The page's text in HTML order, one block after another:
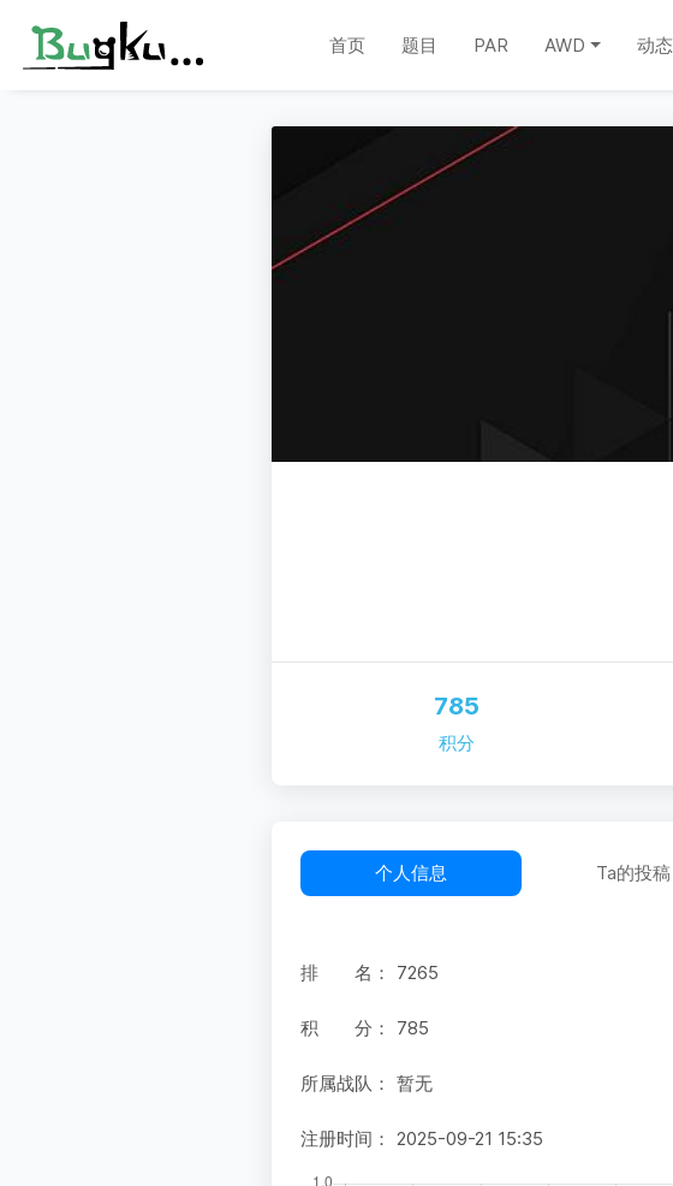
首页 题目 PAR AWD 动态
785
积分
个人信息 Ta的投稿
排 名： 7265
积 分： 785
所属战队： 暂无
注册时间： 2025-09-21 15:35